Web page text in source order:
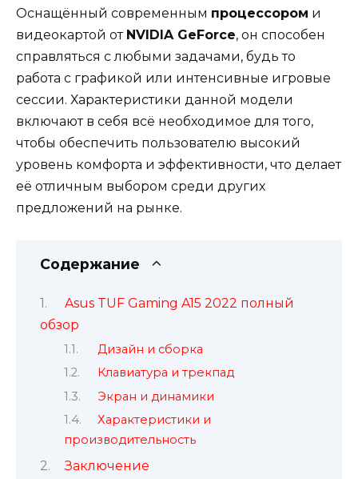
Оснащённый современным процессором и
видеокартой от NVIDIA GeForce, он способен
справляться с любыми задачами, будь то
работа с графикой или интенсивные игровые
сессии. Характеристики данной модели
включают в себя всё необходимое для того,
чтобы обеспечить пользователю высокий
уровень комфорта и эффективности, что делает
её отличным выбором среди других
предложений на рынке.
Содержание
Asus TUF Gaming A15 2022 полный
обзор
Дизайн и сборка
Клавиатура и трекпад
Экран и динамики
Характеристики и
производительность
Заключение